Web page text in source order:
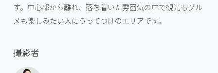
す。中心部から離れ、落ち着いた雰囲気の中で観光もグル
メも楽しみたい人にうってつけのエリアです。
撮影者